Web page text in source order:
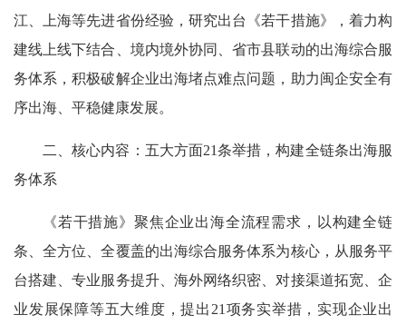
江、上海等先进省份经验，研究出台《若干措施》，着力构
建线上线下结合、境内境外协同、省市县联动的出海综合服
务体系，积极破解企业出海堵点难点问题，助力闽企安全有
序出海、平稳健康发展。
二、核心内容：五大方面21条举措，构建全链条出海服
务体系
《若干措施》聚焦企业出海全流程需求，以构建全链
条、全方位、全覆盖的出海综合服务体系为核心，从服务平
台搭建、专业服务提升、海外网络织密、对接渠道拓宽、企
业发展保障等五大维度，提出21项务实举措，实现企业出